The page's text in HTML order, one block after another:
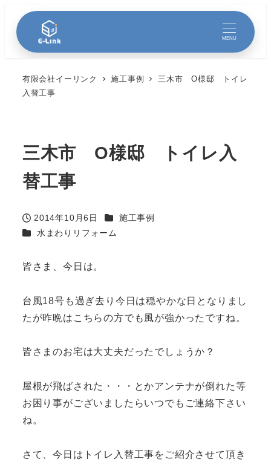
MENU
有限会社イーリンク 施工事例
三木市 O様邸 トイレ
入替工事
三木市 O様邸 トイレ入
替工事
投稿日
2014年10月6日 カテゴリー
施工事例
カテゴリー
水まわりリフォーム
皆さま、今日は。
台風18号も過ぎ去り今日は穏やかな日となりまし
たが昨晩はこちらの方でも風が強かったですね。
皆さまのお宅は大丈夫だったでしょうか？
屋根が飛ばされた・・・とかアンテナが倒れた等
お困り事がございましたらいつでもご連絡下さい
ね。
さて、今日はトイレ入替工事をご紹介させて頂き